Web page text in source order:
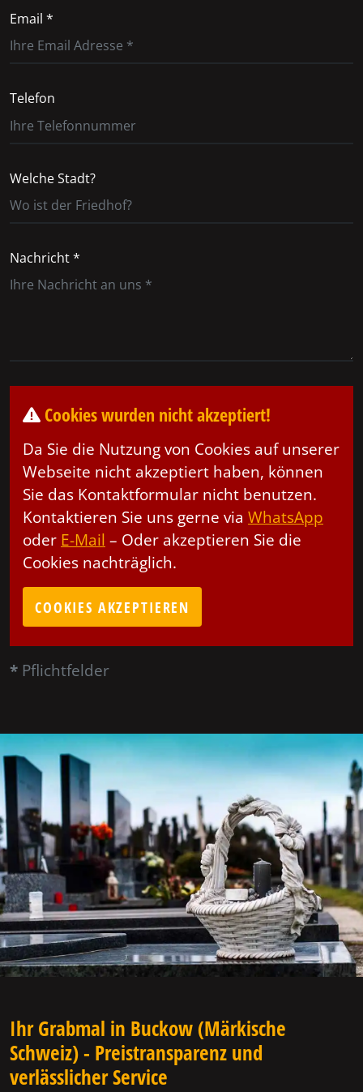
Email *
Telefon
Welche Stadt?
Nachricht *
Cookies wurden nicht akzeptiert!
Da Sie die Nutzung von Cookies auf unserer
Webseite nicht akzeptiert haben, können
Sie das Kontaktformular nicht benutzen.
Kontaktieren Sie uns gerne via WhatsApp
oder E-Mail – Oder akzeptieren Sie die
Cookies nachträglich.
COOKIES AKZEPTIEREN
* Pflichtfelder
Ihr Grabmal in Buckow (Märkische
Schweiz) - Preistransparenz und
verlässlicher Service